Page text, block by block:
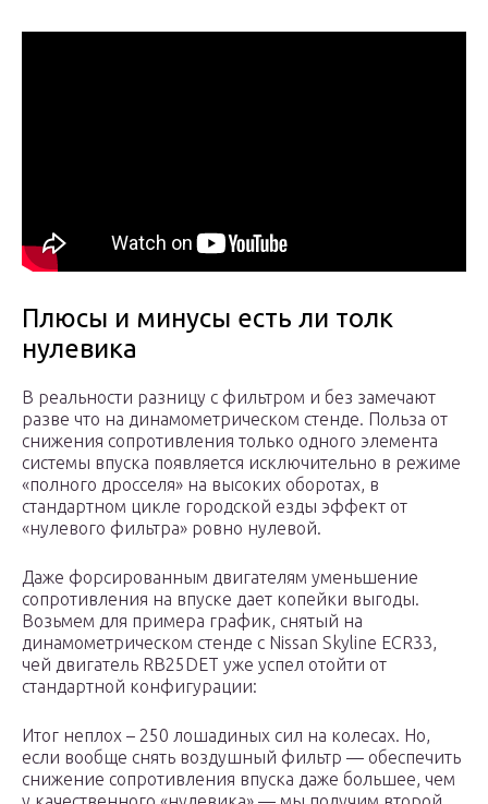
Плюсы и минусы есть ли толк
нулевика
В реальности разницу с фильтром и без замечают
разве что на динамометрическом стенде. Польза от
снижения сопротивления только одного элемента
системы впуска появляется исключительно в режиме
«полного дросселя» на высоких оборотах, в
стандартном цикле городской езды эффект от
«нулевого фильтра» ровно нулевой.
Даже форсированным двигателям уменьшение
сопротивления на впуске дает копейки выгоды.
Возьмем для примера график, снятый на
динамометрическом стенде с Nissan Skyline ECR33,
чей двигатель RB25DET уже успел отойти от
стандартной конфигурации:
Итог неплох – 250 лошадиных сил на колесах. Но,
если вообще снять воздушный фильтр — обеспечить
снижение сопротивления впуска даже большее, чем